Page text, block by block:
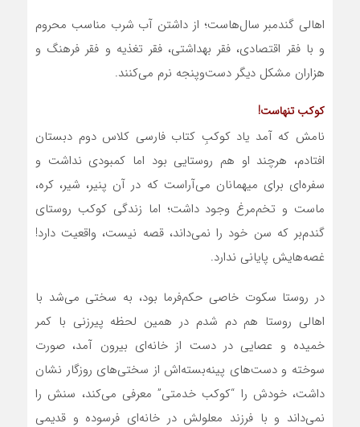
اهالی گندم‎بر سال‌هاست؛ از داشتن آب شرب مناسب محروم
و با فقر اقتصادی، فقر بهداشتی، فقر تغذیه و فقر فرهنگ و
هزاران مشکل دیگر دست‌وپنجه نرم می‌کنند.
کوکب تنهاست!
نامش که آمد یاد کوکبِ کتاب فارسی کلاس دوم دبستان
افتادم، هرچند او هم روستایی بود اما کمبودی نداشت و
سفره‌ای برای میهمانان می‌آراست که در آن پنیر، شیر، کره،
ماست و تخم‌مرغ وجود داشت؛ اما زندگی کوکب روستای
گندم‌بر که سن خود را نمی‌داند، قصه نیست، واقعیت دارد!
غصه‌هایش پایانی ندارد.
در روستا سکوت خاصی حکم‌فرما بود، به‌ سختی می‌شد با
اهالی روستا هم دم شدم در همین لحظه پیرزنی با کمر
خمیده و عصایی در دست از خانه‌ای بیرون آمد، صورت
سوخته و دست‌های پینه‌بسته‌اش از سختی‌های روزگار نشان
داشت، خودش را “کوکب خدمتی” معرفی می‌کند، سنش را
نمی‌داند و با فرزند معلولش در خانه‌ای فرسوده و قدیمی